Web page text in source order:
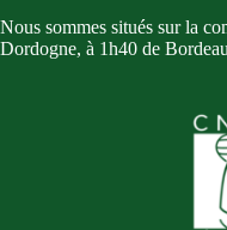
Nous sommes situés sur la
Dordogne, à 1h40 de